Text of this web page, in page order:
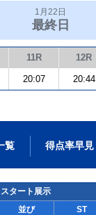
1月22日
最終日
11R 12R
20:07 20:44
覧 得点率早見
スタート展示
並び ST